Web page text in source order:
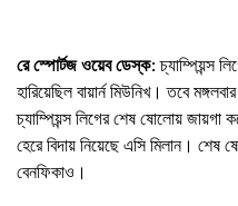
রে স্পোর্টজ ওয়েব ডেস্ক: চ্যাম্পিয়ন্স
হারিয়েছিল বায়ার্ন মিউনিখ। তবে
চ্যাম্পিয়ন্স লিগের শেষ ষোলোয় জায়গা
হেরে বিদায় নিয়েছে এসি মিলান।
বেনফিকাও।